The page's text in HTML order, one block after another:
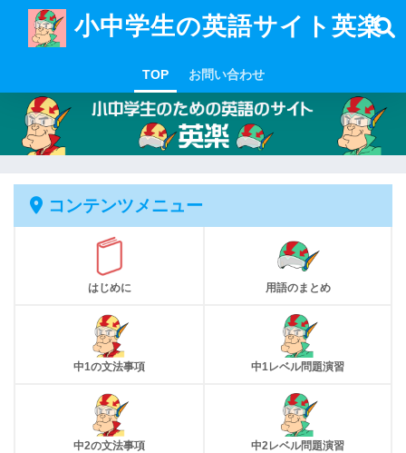
小中学生の英語サイト英楽
TOP お問い合わせ
コンテンツメニュー
はじめに 用語のまとめ
中1の文法事項 中1レベル問題演習
中2の文法事項 中2レベル問題演習